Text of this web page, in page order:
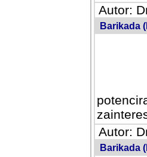
Autor:
Barikada
Autor:
Barikada